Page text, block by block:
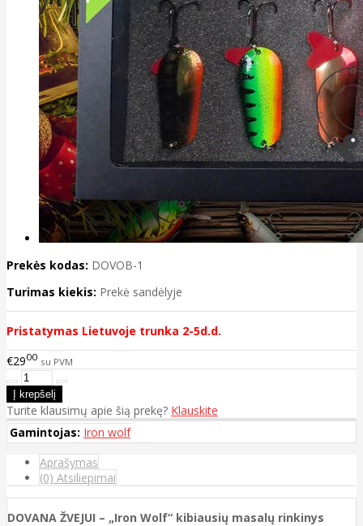
Prekės kodas: DOVOB-1
Turimas kiekis: Prekė sandėlyje
Pristatymas Lietuvoje trunka 2-5d.d.
€2900 su PVM
Turite klausimų apie šią prekę? Klauskite
Gamintojas: Iron wolf
Aprašymas
(0) Atsiliepimai
DOVANA ŽVEJUI – „Iron Wolf“ kibiausių masalų rinkinys